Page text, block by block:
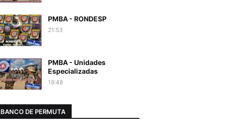
PMBA - RONDESP
21:53
PMBA - Unidades
Especializadas
19:48
BANCO DE PERMUTA